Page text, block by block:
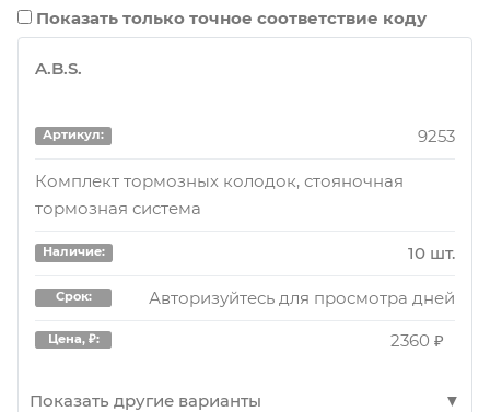
Показать только точное соответствие коду
A.B.S.
Артикул: 9253
Комплект тормозных колодок, стояночная
тормозная система
Наличие: 10 шт.
Срок: Авторизуйтесь для просмотра дней
Цена, ₽: 2360 ₽
Показать другие варианты